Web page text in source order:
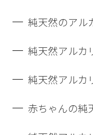
純天然のアル
純天然アルカ
純天然アルカ
赤ちゃんの純